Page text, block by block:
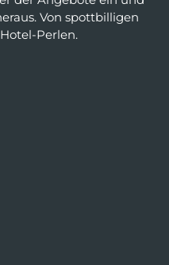
Von spottbilligen
Perlen.